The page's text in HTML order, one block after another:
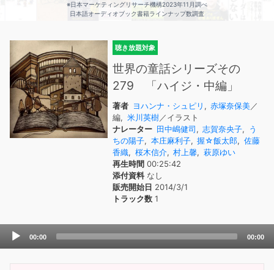
※日本マーケティングリサーチ機構2023年11月調べ
日本語オーディオブック書籍ラインナップ数調査
聴き放題対象
世界の童話シリーズその
279 「ハイジ・中編」
著者 ヨハンナ・シュピリ , 赤塚奈保美／
編, 米川英樹／イラスト
ナレーター 田中嶋健司, 志賀奈央子,
う
ちの陽子, 本庄麻利子, 握☆飯太郎, 佐藤
香織, 桜木信介, 村上馨, 萩原ゆい
再生時間 00:25:42
添付資料なし
販売開始日 2014/3/1
トラック数 1
Audio
00:00 00:00